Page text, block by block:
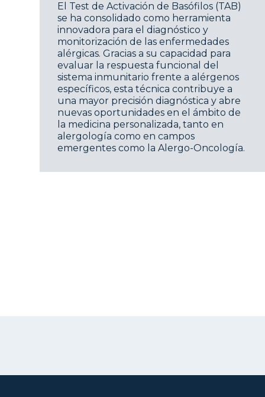
El Test de Activación de Basófilos (TAB)
se ha consolidado como herramienta
innovadora para el diagnóstico y
monitorización de las enfermedades
alérgicas. Gracias a su capacidad para
evaluar la respuesta funcional del
sistema inmunitario frente a alérgenos
específicos, esta técnica contribuye a
una mayor precisión diagnóstica y abre
nuevas oportunidades en el ámbito de
la medicina personalizada, tanto en
alergología como en campos
emergentes como la Alergo-Oncología.